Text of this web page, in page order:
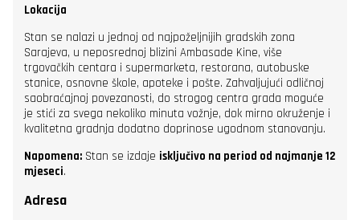
Lokacija
Stan se nalazi u jednoj od najpoželjnijih gradskih zona
Sarajeva, u neposrednoj blizini Ambasade Kine, više
trgovačkih centara i supermarketa, restorana, autobuske
stanice, osnovne škole, apoteke i pošte. Zahvaljujući odličnoj
saobraćajnoj povezanosti, do strogog centra grada moguće
je stići za svega nekoliko minuta vožnje, dok mirno okruženje i
kvalitetna gradnja dodatno doprinose ugodnom stanovanju.
Napomena: Stan se izdaje isključivo na period od najmanje 12
mjeseci.
Adresa